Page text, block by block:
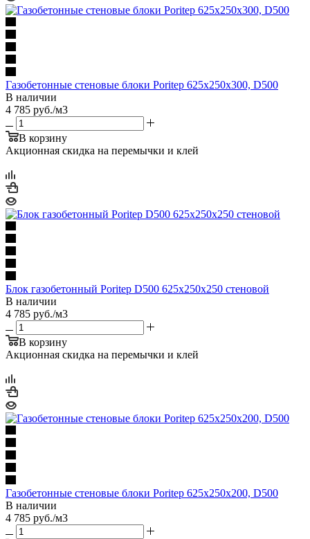
Газобетонные стеновые блоки Poritep 625х250х300, D500
В наличии
4 785 руб./м3
В корзину
Акционная скидка на перемычки и клей
Блок газобетонный Poritep D500 625х250х250 стеновой
В наличии
4 785 руб./м3
В корзину
Акционная скидка на перемычки и клей
Газобетонные стеновые блоки Poritep 625х250х200, D500
В наличии
4 785 руб./м3